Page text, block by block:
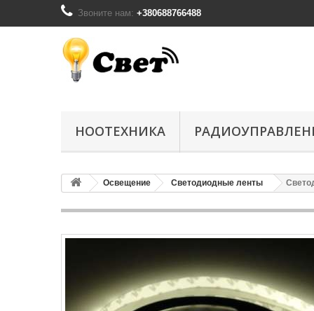
Звоните нам: +380688766488
НООТЕХНИКА
Освещение Светодиодные ленты